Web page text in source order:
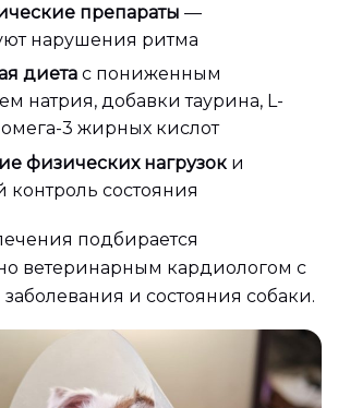
препараты —
нарушения ритма
диета с пониженным
натрия, добавки таурина, L-
3 жирных кислот
физических нагрузок и
контроль состояния
подбирается
ветеринарным кардиологом с
и состояния собаки.